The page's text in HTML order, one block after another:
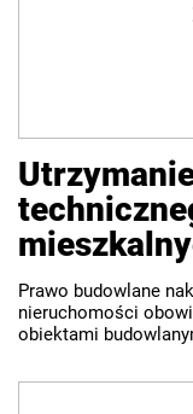
Prawo budowlane
nieruchomości
obiektami